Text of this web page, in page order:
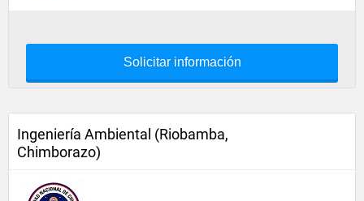
Solicitar información
Ingeniería Ambiental (Riobamba,
Chimborazo)